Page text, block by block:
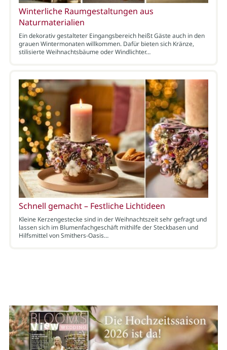
Winterliche Raumgestaltungen aus
Naturmaterialien
Ein dekorativ gestalteter Eingangsbereich heißt Gäste auch in den
grauen Wintermonaten willkommen. Dafür bieten sich Kränze,
stilisierte Weihnachtsbäume oder Windlichter…
Schnell gemacht – Festliche Lichtideen
Kleine Kerzengestecke sind in der Weihnachtszeit sehr gefragt und
lassen sich im Blumenfachgeschäft mithilfe der Steckbasen und
Hilfsmittel von Smithers-Oasis…